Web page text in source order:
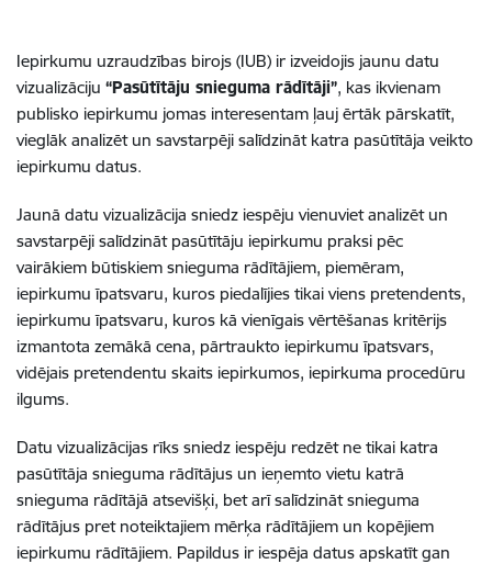
Iepirkumu uzraudzības birojs (IUB) ir izveidojis jaunu datu
vizualizāciju “Pasūtītāju snieguma rādītāji”, kas ikvienam
publisko iepirkumu jomas interesentam ļauj ērtāk pārskatīt,
vieglāk analizēt un savstarpēji salīdzināt katra pasūtītāja veikto
iepirkumu datus.
Jaunā datu vizualizācija sniedz iespēju vienuviet analizēt un
savstarpēji salīdzināt pasūtītāju iepirkumu praksi pēc
vairākiem būtiskiem snieguma rādītājiem, piemēram,
iepirkumu īpatsvaru, kuros piedalījies tikai viens pretendents,
iepirkumu īpatsvaru, kuros kā vienīgais vērtēšanas kritērijs
izmantota zemākā cena, pārtraukto iepirkumu īpatsvars,
vidējais pretendentu skaits iepirkumos, iepirkuma procedūru
ilgums.
Datu vizualizācijas rīks sniedz iespēju redzēt ne tikai katra
pasūtītāja snieguma rādītājus un ieņemto vietu katrā
snieguma rādītājā atsevišķi, bet arī salīdzināt snieguma
rādītājus pret noteiktajiem mērķa rādītājiem un kopējiem
iepirkumu rādītājiem. Papildus ir iespēja datus apskatīt gan